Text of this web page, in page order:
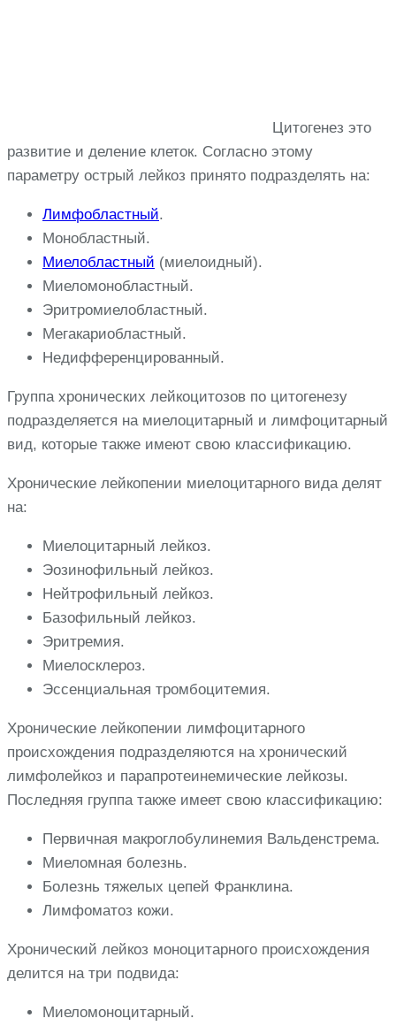
Цитогенез это
развитие и деление клеток. Согласно этому
параметру острый лейкоз принято подразделять на:
Лимфобластный.
Монобластный.
Миелобластный (миелоидный).
Миеломонобластный.
Эритромиелобластный.
Мегакариобластный.
Недифференцированный.
Группа хронических лейкоцитозов по цитогенезу
подразделяется на миелоцитарный и лимфоцитарный
вид, которые также имеют свою классификацию.
Хронические лейкопении миелоцитарного вида делят
на:
Миелоцитарный лейкоз.
Эозинофильный лейкоз.
Нейтрофильный лейкоз.
Базофильный лейкоз.
Эритремия.
Миелосклероз.
Эссенциальная тромбоцитемия.
Хронические лейкопении лимфоцитарного
происхождения подразделяются на хронический
лимфолейкоз и парапротеинемические лейкозы.
Последняя группа также имеет свою классификацию:
Первичная макроглобулинемия Вальденстрема.
Миеломная болезнь.
Болезнь тяжелых цепей Франклина.
Лимфоматоз кожи.
Хронический лейкоз моноцитарного происхождения
делится на три подвида:
Миеломоноцитарный.